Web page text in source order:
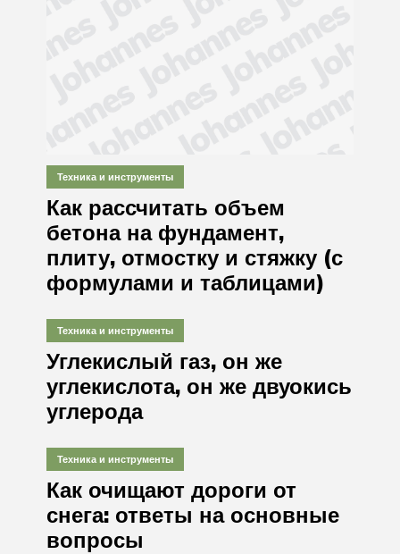
Техника и инструменты
Как рассчитать объем
бетона на фундамент,
плиту, отмостку и стяжку (с
формулами и таблицами)
Техника и инструменты
Углекислый газ, он же
углекислота, он же двуокись
углерода
Техника и инструменты
Как очищают дороги от
снега: ответы на основные
вопросы